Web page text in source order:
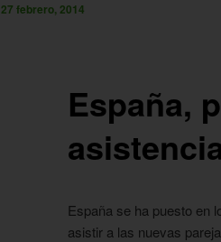
España,
27 febrero, 2014
España se ha puesto en
asistir a las nuevas